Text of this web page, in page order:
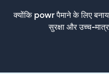
क्योंकि powr पैमाने के लिए
सुरक्षा और उच्च-